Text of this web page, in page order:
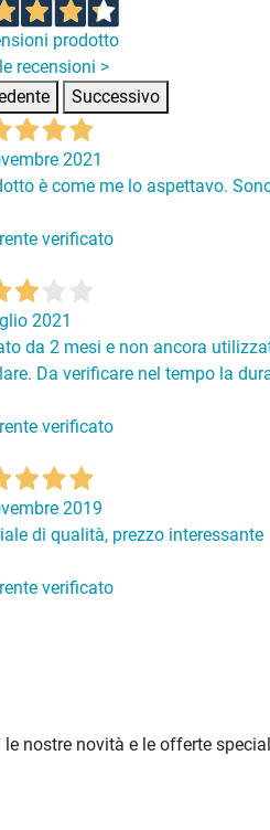
prodotto
recensioni >
Successivo
2021
è come me lo aspettavo.
verificato
2021
da 2 mesi e non ancora
Da verificare nel tempo la
verificato
2019
di qualità, prezzo interessante
verificato
le nostre novità e le offerte